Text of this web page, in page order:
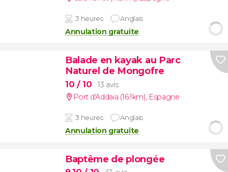
3 heures Anglais
Annulation gratuite
Balade en kayak au Parc
Naturel de Mongofre
10 / 10
13 avis
Port d'Addaia (16.1km), Espagne
3 heures Anglais
Annulation gratuite
Baptême de plongée